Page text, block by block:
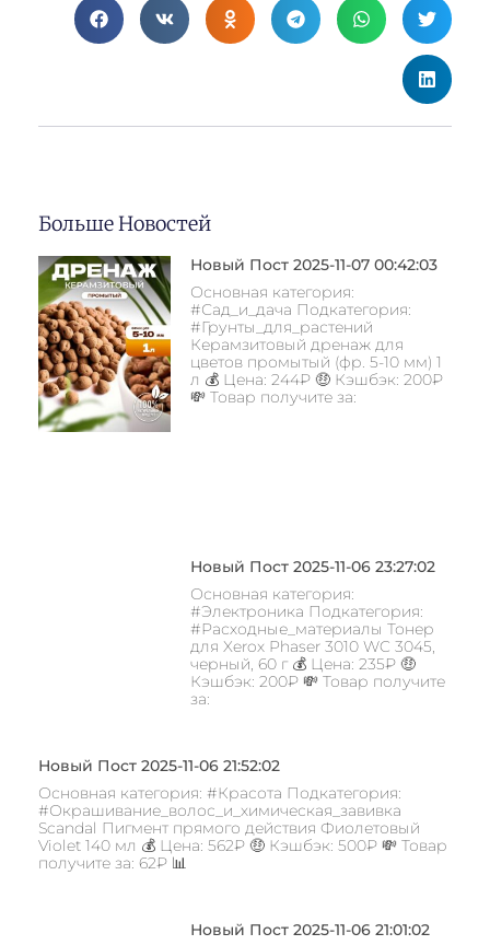
Больше Новостей
Новый Пост 2025-11-07 00:42:03
Основная категория:
#Сад_и_дача Подкатегория:
#Грунты_для_растений
Керамзитовый дренаж для
цветов промытый (фр. 5-10 мм) 1
л 💰 Цена: 244₽ 🤑 Кэшбэк: 200₽
💸 Товар получите за:
Новый Пост 2025-11-06 23:27:02
Основная категория:
#Электроника Подкатегория:
#Расходные_материалы Тонер
для Xerox Phaser 3010 WC 3045,
черный, 60 г 💰 Цена: 235₽ 🤑
Кэшбэк: 200₽ 💸 Товар получите
за:
Новый Пост 2025-11-06 21:52:02
Основная категория: #Красота Подкатегория:
#Окрашивание_волос_и_химическая_завивка
Scandal Пигмент прямого действия Фиолетовый
Violet 140 мл 💰 Цена: 562₽ 🤑 Кэшбэк: 500₽ 💸 Товар
получите за: 62₽ 📊
Новый Пост 2025-11-06 21:01:02